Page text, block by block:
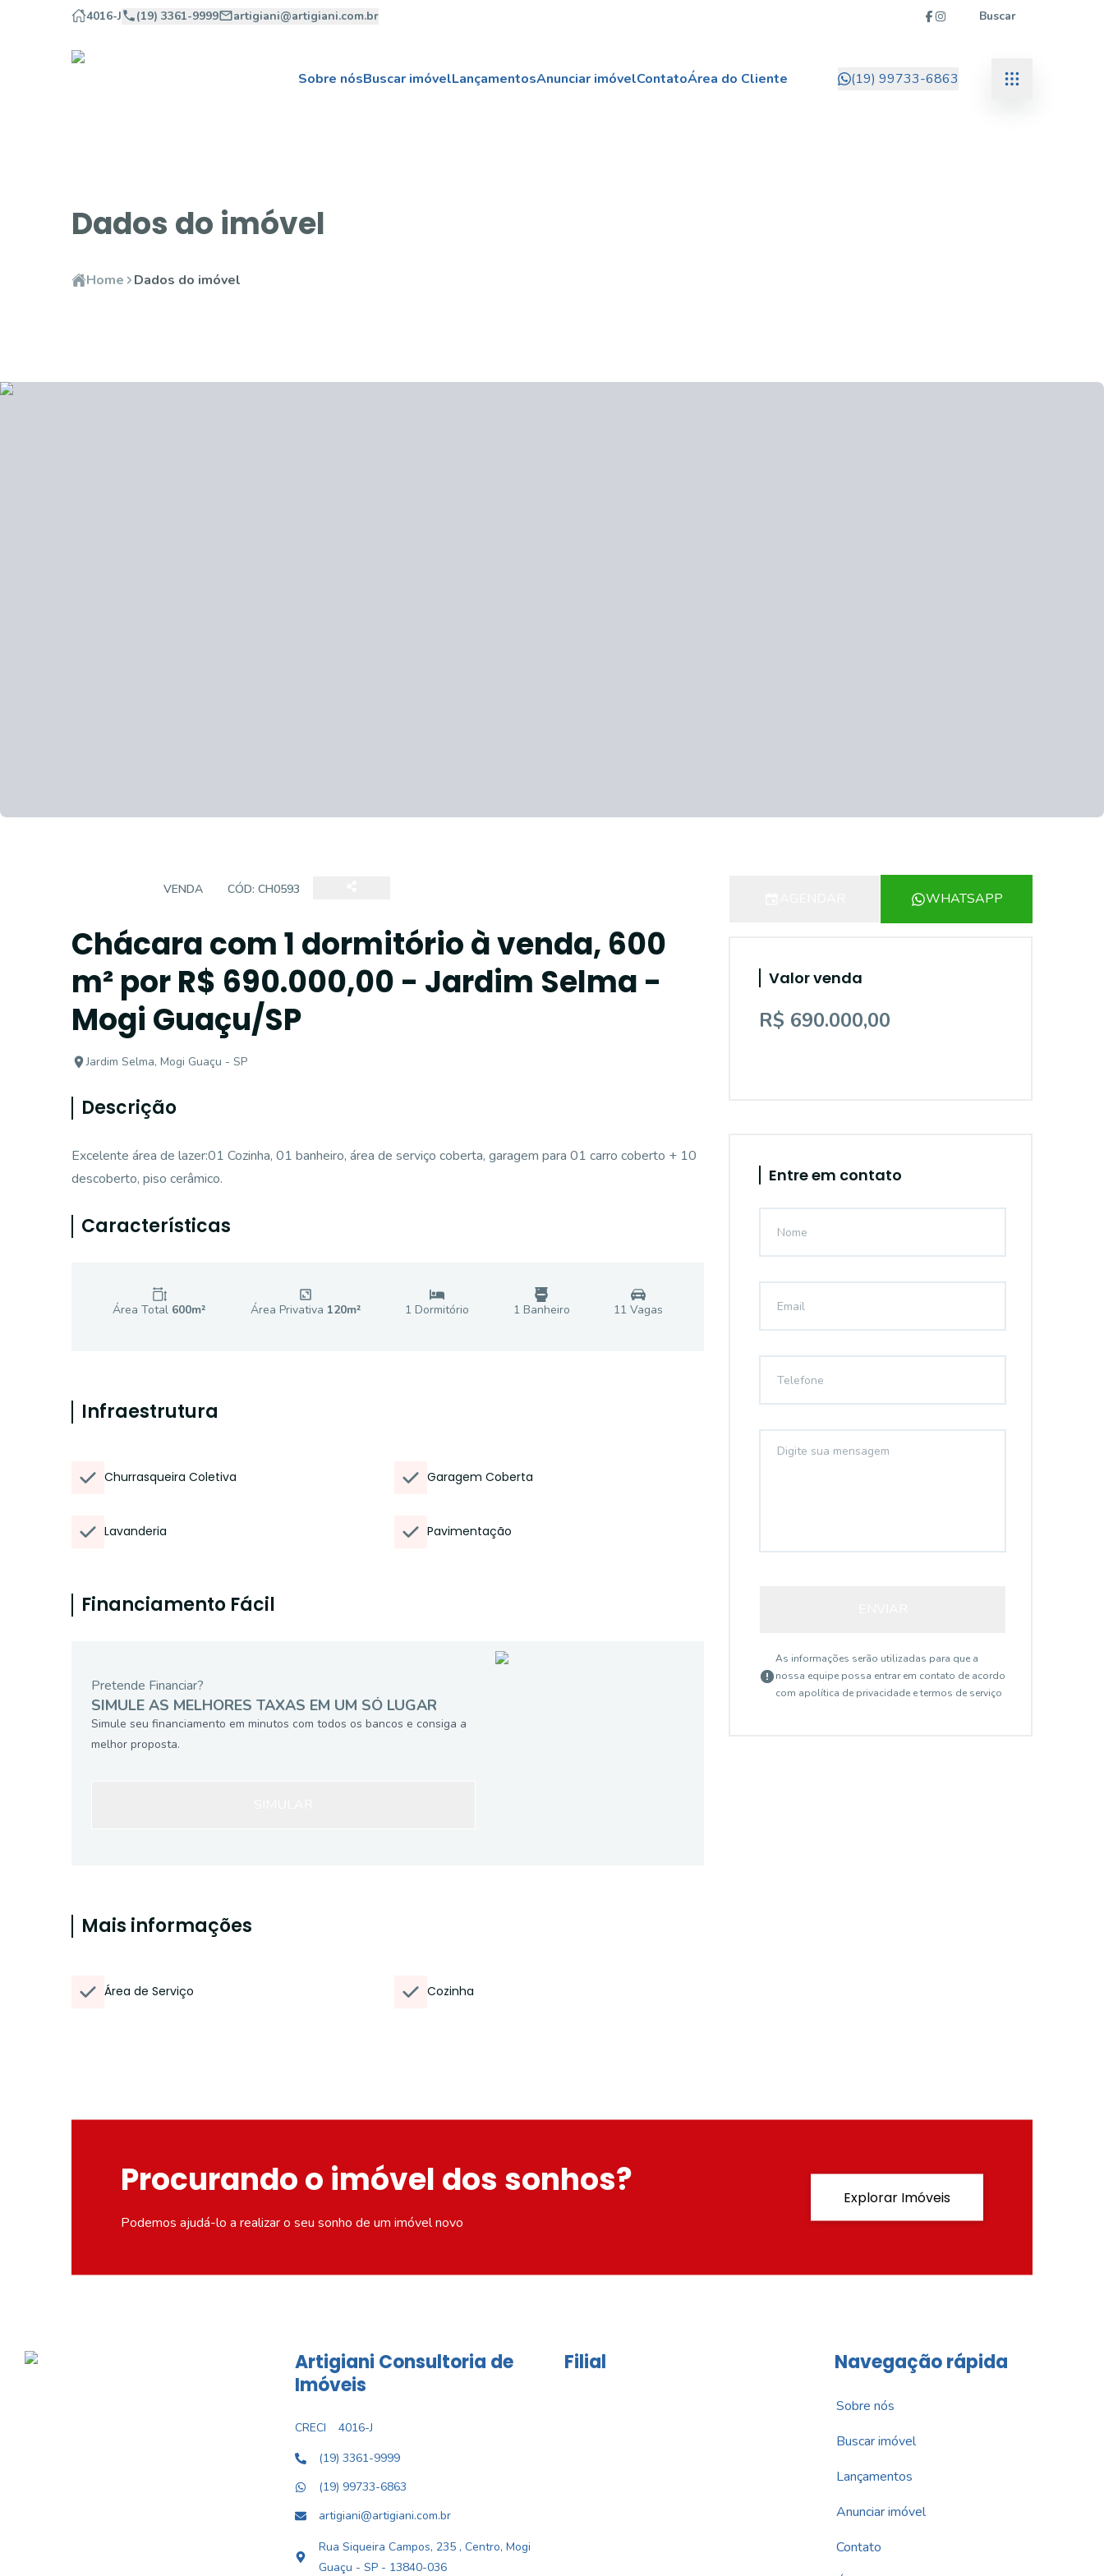
4016-J (19) 3361-9999 artigiani@artigiani.com.br Buscar
Sobre nósBuscar imóvelLançamentosAnunciar imóvelContatoÁrea do Cliente (19) 99733-6863
Dados do imóvel
Home Dados do imóvel
VENDA CÓD: CH0593
Chácara com 1 dormitório à venda, 600
m² por R$ 690.000,00 - Jardim Selma -
Mogi Guaçu/SP
Jardim Selma, Mogi Guaçu - SP
Descrição
Excelente área de lazer:01 Cozinha, 01 banheiro, área de serviço coberta, garagem para 01 carro coberto + 10
descoberto, piso cerâmico.
Características
Área Total 600m² Área Privativa 120m² 1 Dormitório 1 Banheiro 11 Vagas
Infraestrutura
Churrasqueira Coletiva Garagem Coberta
Lavanderia Pavimentação
Financiamento Fácil
Pretende Financiar?
SIMULE AS MELHORES TAXAS EM UM SÓ LUGAR
Simule seu financiamento em minutos com todos os bancos e consiga a
melhor proposta.
Mais informações
Área de Serviço Cozinha
WHATSAPP
Valor venda
R$ 690.000,00
Entre em contato
As informações serão utilizadas para que a
nossa equipe possa entrar em contato de acordo
com apolítica de privacidade e termos de serviço
Procurando o imóvel dos sonhos?
Podemos ajudá-lo a realizar o seu sonho de um imóvel novo
Explorar Imóveis
Artigiani Consultoria de
Imóveis
CRECI
4016-J
(19) 3361-9999
(19) 99733-6863
artigiani@artigiani.com.br
Rua Siqueira Campos, 235 , Centro, Mogi
Guaçu - SP - 13840-036
Filial Navegação rápida
Sobre nós
Buscar imóvel
Lançamentos
Anunciar imóvel
Contato